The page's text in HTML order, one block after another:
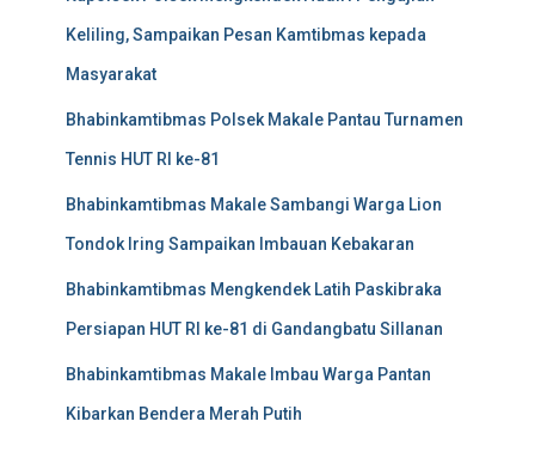
Keliling, Sampaikan Pesan Kamtibmas kepada
Masyarakat
Bhabinkamtibmas Polsek Makale Pantau Turnamen
Tennis HUT RI ke-81
Bhabinkamtibmas Makale Sambangi Warga Lion
Tondok Iring Sampaikan Imbauan Kebakaran
Bhabinkamtibmas Mengkendek Latih Paskibraka
Persiapan HUT RI ke-81 di Gandangbatu Sillanan
Bhabinkamtibmas Makale Imbau Warga Pantan
Kibarkan Bendera Merah Putih